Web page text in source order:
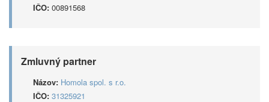
IČO: 00891568
Zmluvný partner
Názov: Homola spol. s r.o.
IČO: 31325921